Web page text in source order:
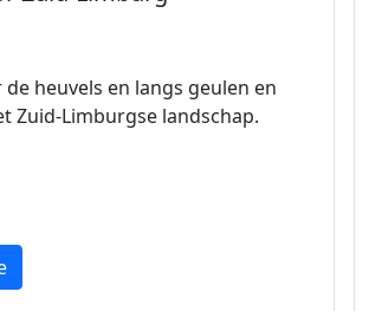
de heuvels en langs geulen en
Zuid-Limburgse landschap.